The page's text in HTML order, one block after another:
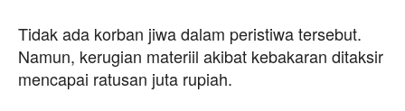
Tidak ada korban jiwa dalam peristiwa tersebut.
Namun, kerugian materiil akibat kebakaran ditaksir
mencapai ratusan juta rupiah.